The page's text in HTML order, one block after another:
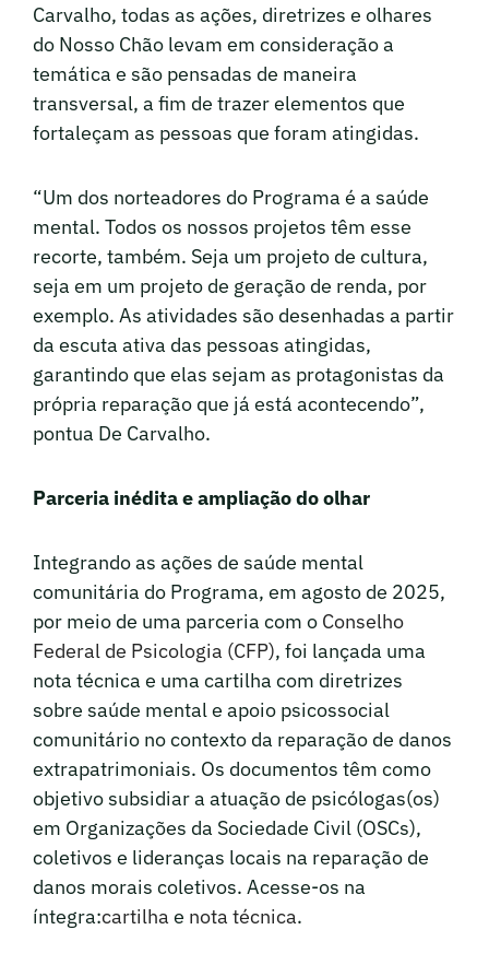
Carvalho, todas as ações, diretrizes e olhares
do Nosso Chão levam em consideração a
temática e são pensadas de maneira
transversal, a fim de trazer elementos que
fortaleçam as pessoas que foram atingidas.
“Um dos norteadores do Programa é a saúde
mental. Todos os nossos projetos têm esse
recorte, também. Seja um projeto de cultura,
seja em um projeto de geração de renda, por
exemplo. As atividades são desenhadas a partir
da escuta ativa das pessoas atingidas,
garantindo que elas sejam as protagonistas da
própria reparação que já está acontecendo”,
pontua De Carvalho.
Parceria inédita e ampliação do olhar
Integrando as ações de saúde mental
comunitária do Programa, em agosto de 2025,
por meio de uma parceria com o Conselho
Federal de Psicologia (CFP), foi lançada uma
nota técnica e uma cartilha com diretrizes
sobre saúde mental e apoio psicossocial
comunitário no contexto da reparação de danos
extrapatrimoniais. Os documentos têm como
objetivo subsidiar a atuação de psicólogas(os)
em Organizações da Sociedade Civil (OSCs),
coletivos e lideranças locais na reparação de
danos morais coletivos. Acesse-os na
íntegra:cartilha e nota técnica.